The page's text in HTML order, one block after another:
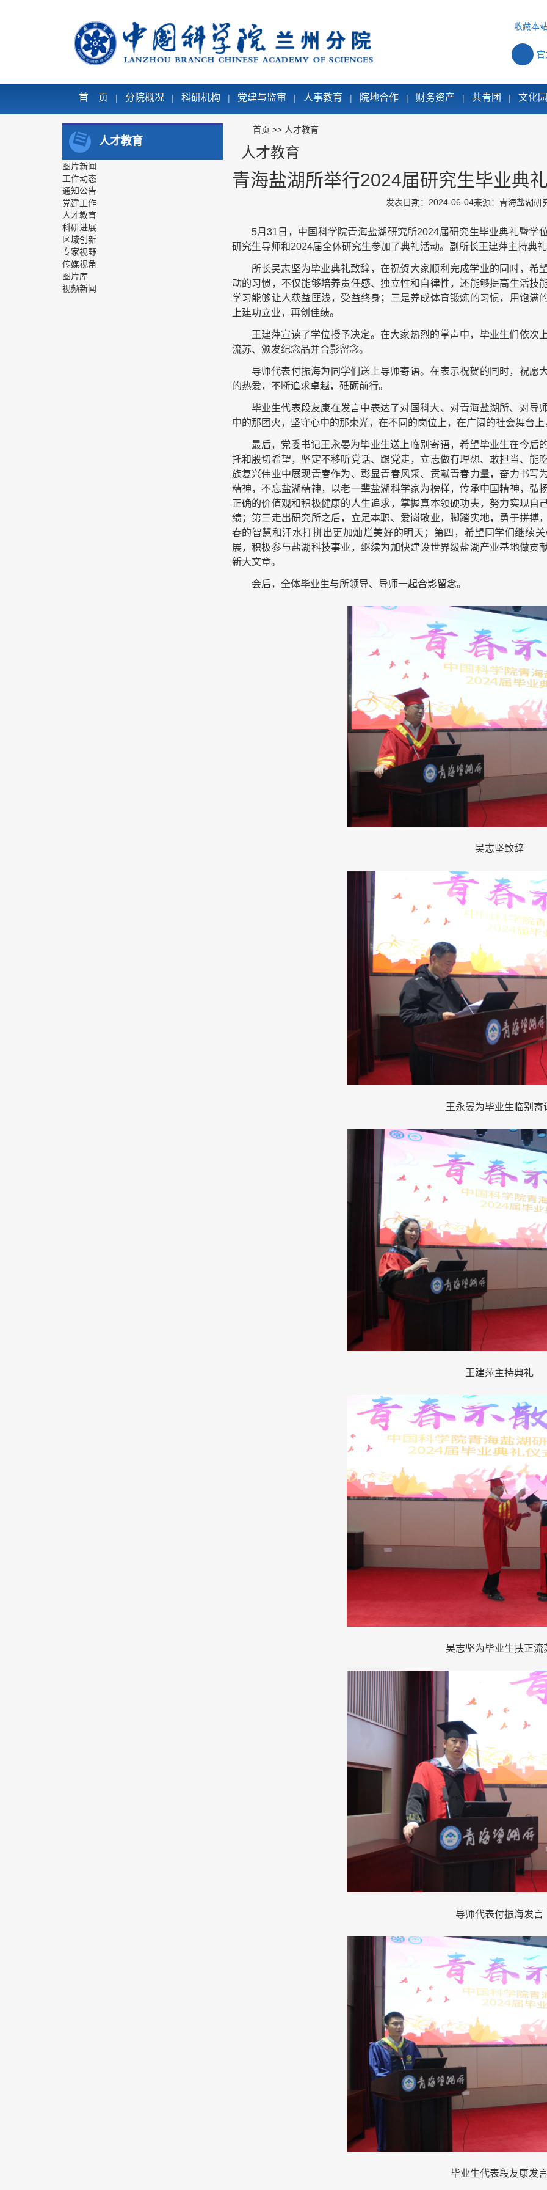
收藏本
首 页 | 分院概况 | 科研机构 | 党建与监审 | 人事教育 | 院地合作 | 财务资产 | 共青团 | 文化
人才教育
图片新闻
工作动态
通知公告
党建工作
人才教育
科研进展
区域创新
专家视野
传媒视角
图片库
视频新闻
首页 >> 人才教育
人才教育
青海盐湖所举行2024届研究生毕业典
发表日期：2024-06-04来源：青海盐湖研
5月31日，中国科学院青海盐湖研究所2024届研究生毕业典礼暨学
研究生导师和2024届全体研究生参加了典礼活动。副所长王建萍主持典
所长吴志坚为毕业典礼致辞，在祝贺大家顺利完成学业的同时，希
动的习惯，不仅能够培养责任感、独立性和自律性，还能够提高生活技
学习能够让人获益匪浅，受益终身；三是养成体育锻炼的习惯，用饱满
上建功立业，再创佳绩。
王建萍宣读了学位授予决定。在大家热烈的掌声中，毕业生们依次
流苏、颁发纪念品并合影留念。
导师代表付振海为同学们送上导师寄语。在表示祝贺的同时，祝愿
的热爱，不断追求卓越，砥砺前行。
毕业生代表段友康在发言中表达了对国科大、对青海盐湖所、对导
中的那团火，坚守心中的那束光，在不同的岗位上，在广阔的社会舞台
最后，党委书记王永晏为毕业生送上临别寄语，希望毕业生在今后
托和殷切希望，坚定不移听党话、跟党走，立志做有理想、敢担当、能
族复兴伟业中展现青春作为、彰显青春风采、贡献青春力量，奋力书写
精神，不忘盐湖精神，以老一辈盐湖科学家为榜样，传承中国精神，弘
正确的价值观和积极健康的人生追求，掌握真本领硬功夫，努力实现自
绩；第三走出研究所之后，立足本职、爱岗敬业，脚踏实地，勇于拼搏
春的智慧和汗水打拼出更加灿烂美好的明天；第四，希望同学们继续
展，积极参与盐湖科技事业，继续为加快建设世界级盐湖产业基地做贡
新大文章。
会后，全体毕业生与所领导、导师一起合影留念。
吴志坚致辞
王永晏为毕业生临别寄
王建萍主持典礼
吴志坚为毕业生扶正流
导师代表付振海发言
毕业生代表段友康发